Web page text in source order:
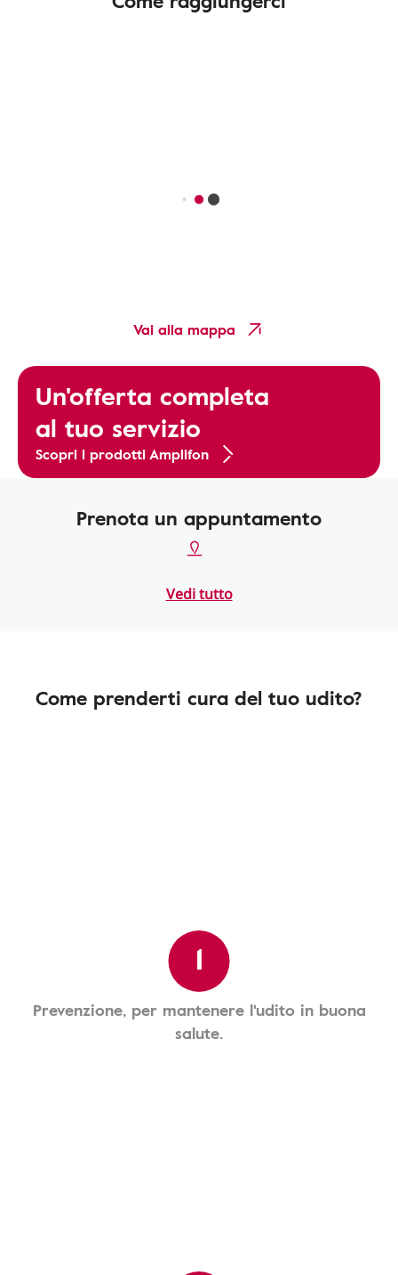
Vai alla mappa
Un'offerta completa
al tuo servizio
Scopri i prodotti Amplifon
Prenota un appuntamento
Vedi tutto
Come prenderti cura del tuo udito?
1
Prevenzione, per mantenere l'udito in buona
salute.